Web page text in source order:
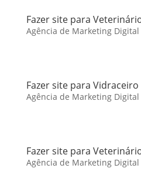
Fazer site para
Agência de Marketing
Fazer site para
Agência de Marketing
Fazer site para
Agência de Marketing